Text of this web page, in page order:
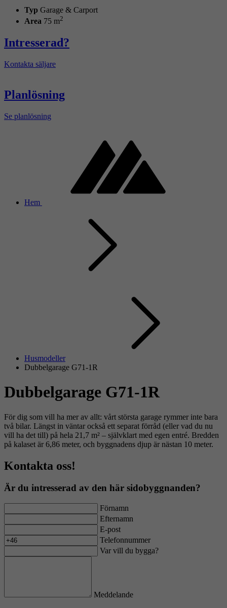
Typ Garage & Carport
Area 75 m2
Intresserad?
Kontakta säljare
Planlösning
Se planlösning
Hem
Husmodeller
Dubbelgarage G71-1R
Dubbelgarage G71-1R
För dig som vill ha mer av allt: vårt största garage rymmer inte bara
två bilar. Längst in väntar också ett separat förråd (eller vad du nu
vill ha det till) på hela 21,7 m² – självklart med egen entré. Bredden
på kalaset är 6,86 meter, och byggnadens djup är nästan 10 meter.
Kontakta oss!
Är du intresserad av den här sidobyggnanden?
Förnamn
Efternamn
E-post
Telefonnummer
Var vill du bygga?
Meddelande